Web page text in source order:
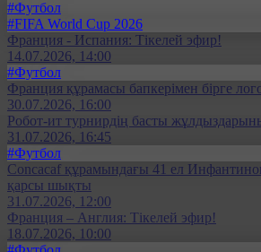
#Футбол
#FIFA World Cup 2026
Франция - Испания: Тікелей эфир!
14.07.2026, 14:00
#Футбол
Франция құрамасы бапкерімен бірге
30.07.2026, 16:00
Робот-ит турнирдің басты
31.07.2026, 16:45
#Футбол
Concacaf құрамындағы 41 ел
қарсы шықты
31.07.2026, 12:00
Франция – Англия: Тікелей эфир!
18.07.2026, 10:00